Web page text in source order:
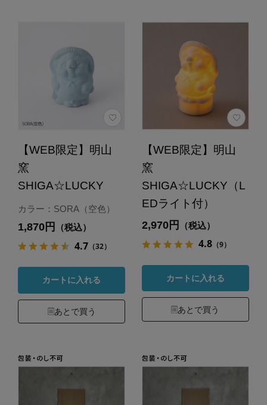
【WEB限定】明山
窯
SHIGA☆LUCKY
カラー：SORA（空色）
1,870円 （税込）
4.7（32）
カートに入れる
あとで買う
【WEB限定】明山
窯
SHIGA☆LUCKY（L
EDライト付）
2,970円 （税込）
4.8（9）
カートに入れる
あとで買う